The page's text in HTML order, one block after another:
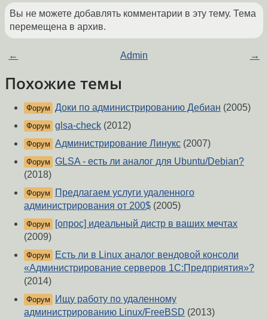
Вы не можете добавлять комментарии в эту тему. Тема
перемещена в архив.
← Admin →
Похожие темы
Форум Доки по администрированию Дебиан (2005)
Форум glsa-check (2012)
Форум Администрирование Линукс (2007)
Форум GLSA - есть ли аналог для Ubuntu/Debian?
(2018)
Форум
Предлагаем услуги удаленного
администрирования от 200$ (2005)
Форум
[опрос] идеальный дистр в ваших мечтах
(2009)
Форум
Есть ли в Linux аналог вендовой консоли
«Администрирование серверов 1С:Предприятия»?
(2014)
Форум
Ищу работу по удаленному
администрированию Linux/FreeBSD (2013)